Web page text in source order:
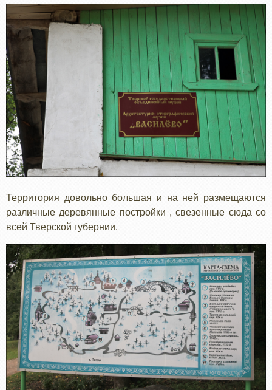
Территория довольно большая и на ней размещаются
различные деревянные постройки , свезенные сюда со
всей Тверской губернии.